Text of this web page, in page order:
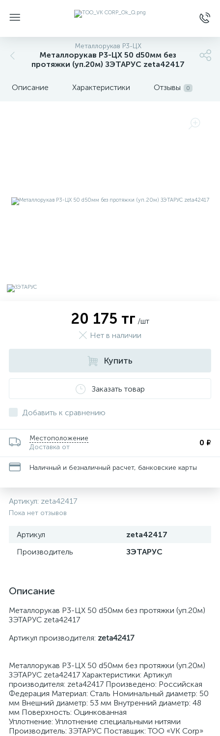
Металлорукав Р3-ЦХ
Металлорукав Р3-ЦХ 50 d50мм без
протяжки (уп.20м) ЗЭТАРУС zeta42417
Описание Характеристики Отзывы 0
20 175 тг /шт
Нет в наличии
Купить
Заказать товар
Добавить к сравнению
Местоположение
Доставка от
0 ₽
Наличный и безналичный расчет, банковские карты
Артикул: zeta42417
Пока нет отзывов
Артикул
zeta42417
Производитель
ЗЭТАРУС
Описание
Металлорукав Р3-ЦХ 50 d50мм без протяжки (уп.20м)
ЗЭТАРУС zeta42417
Артикул производителя: zeta42417
Металлорукав Р3-ЦХ 50 d50мм без протяжки (уп.20м)
ЗЭТАРУС zeta42417 Характеристики: Артикул
производителя: zeta42417 Произведено: Российская
Федерация Материал: Сталь Номинальный диаметр: 50
мм Внешний диаметр: 53 мм Внутренний диаметр: 48
мм Поверхность: Оцинкованная
Уплотнение: Уплотнение специальными нитями
Производитель: ЗЭТАРУС Поставщик: ТОО «VK Corp»